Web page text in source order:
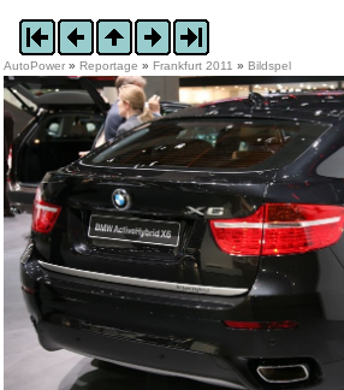
AutoPower » Reportage » Frankfurt 2011 » Bildspel